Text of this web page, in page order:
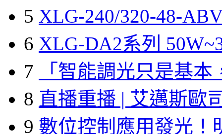
5 XLG-240/320-48-
6 XLG-DA2系列
7
「智能調光只是基本
8 直播重播 | 艾邁斯歐
9 數位控制應用發光！